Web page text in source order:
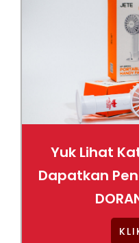
Yuk Lihat
Dapatkan